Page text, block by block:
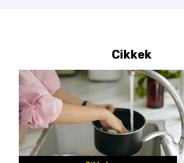
Cikkek